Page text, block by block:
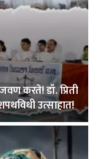
करते! डॉ. प्रिती
उत्साहात!